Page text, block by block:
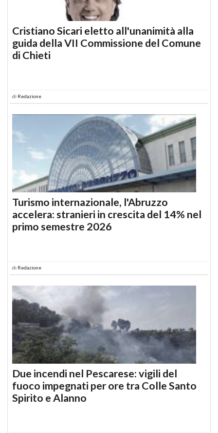
Cristiano Sicari eletto all'unanimità alla
guida della VII Commissione del Comune
di Chieti
di Redazione
Turismo internazionale, l'Abruzzo
accelera: stranieri in crescita del 14% nel
primo semestre 2026
di Redazione
Due incendi nel Pescarese: vigili del
fuoco impegnati per ore tra Colle Santo
Spirito e Alanno